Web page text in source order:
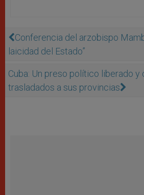
Conferencia del arzobispo
laicidad del Estado”
Cuba: Un preso político liberado y
trasladados a sus provincias